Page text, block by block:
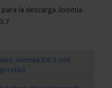
la descarga Joomla
3.7
Joomla 3.6.5 con